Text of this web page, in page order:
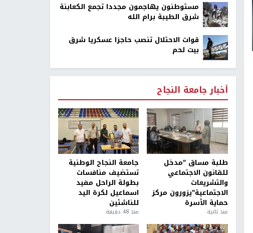
مستوطنون يهاجمون مجددا تجمع الكعابنة
شرق الطيبة برام الله
قوات الاحتلال تنصب حاجزا عسكريا شرق
بيت لحم
أخبار جامعة النجاح
طلبة مساق "مدخل
للقانون الاجتماعي
والتشريعات
الاجتماعية"يزورون مركز
حماية الأسرة
منذ ثانية
جامعة النجاح الوطنية
تستضيف منافسات
بطولة الراحل مفيد
اسماعيل لكرة اليد
للناشئين
منذ 48 دقيقة